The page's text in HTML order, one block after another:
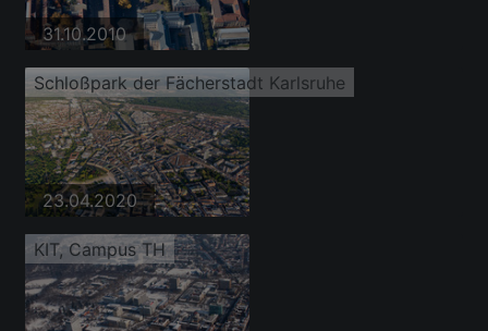
31.10.2010
Schloßpark der Fächerstadt Karlsruhe
23.04.2020
KIT, Campus TH